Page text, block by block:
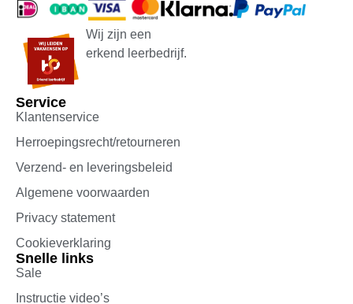
Wij zijn een
erkend leerbedrijf.
Service
Klantenservice
Herroepingsrecht/retourneren
Verzend- en leveringsbeleid
Algemene voorwaarden
Privacy statement
Cookieverklaring
Snelle links
Sale
Instructie video’s